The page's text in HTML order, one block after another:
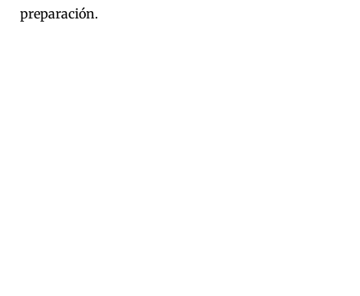
preparación.